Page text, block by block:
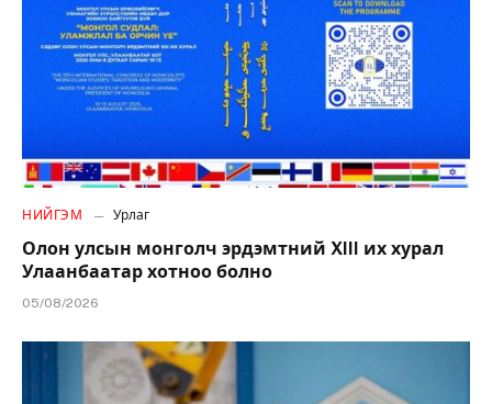
НИЙГЭМ Урлаг
Олон улсын монголч эрдэмтний XIII их хурал
Улаанбаатар хотноо болно
05/08/2026